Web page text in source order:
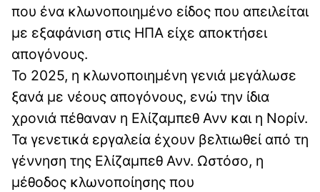
που ένα κλωνοποιημένο είδος που απειλείται
με εξαφάνιση στις ΗΠΑ είχε αποκτήσει
απογόνους.
Το 2025, η κλωνοποιημένη γενιά μεγάλωσε
ξανά με νέους απογόνους, ενώ την ίδια
χρονιά πέθαναν η Ελίζαμπεθ Ανν και η Νορίν.
Τα γενετικά εργαλεία έχουν βελτιωθεί από τη
γέννηση της Ελίζαμπεθ Ανν. Ωστόσο, η
μέθοδος κλωνοποίησης που